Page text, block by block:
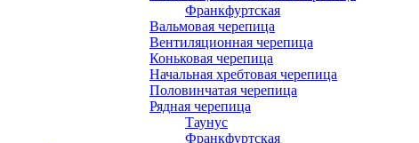
Франкфуртская
Вальмовая черепица
Вентиляционная черепица
Коньковая черепица
Начальная хребтовая черепица
Половинчатая черепица
Рядная черепица
Таунус
Франкфуртская